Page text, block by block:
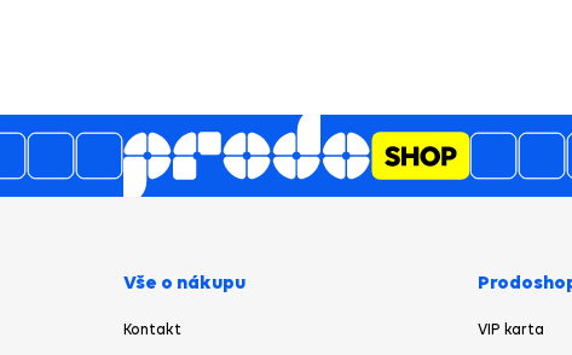
4.6/ 5
2129hodnocení
i rychlost
rychlost, bezproblémovost
Jsem